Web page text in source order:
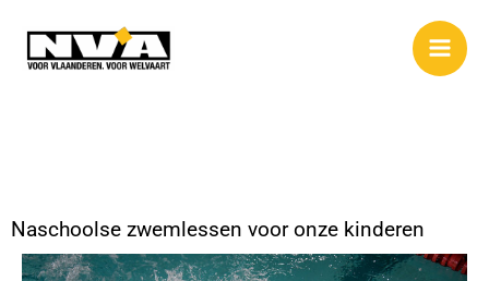
naar
Naschoolse zwemlessen voor onze kinderen